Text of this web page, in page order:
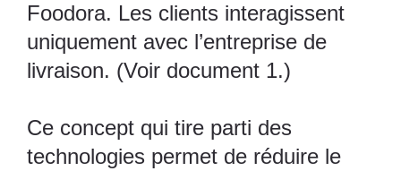
Foodora. Les clients interagissent
uniquement avec l’entreprise de
livraison. (Voir document 1.)
Ce concept qui tire parti des
technologies permet de réduire le